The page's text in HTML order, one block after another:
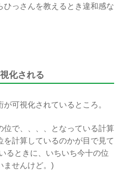
ひっさんを教えるとき違和感な
化される
可視化されているところ。
位で、、、、となっている計算
計算しているのかが目で見て
るときに、いちいち今十の位
ませんけど。)